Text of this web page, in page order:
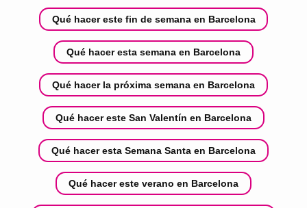
Qué hacer este fin de semana en Barcelona
Qué hacer esta semana en Barcelona
Qué hacer la próxima semana en Barcelona
Qué hacer este San Valentín en Barcelona
Qué hacer esta Semana Santa en Barcelona
Qué hacer este verano en Barcelona